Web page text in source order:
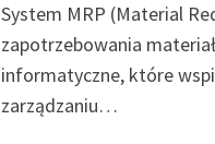
System MRP (Material
zapotrzebowania
informatyczne, które
zarządzaniu…